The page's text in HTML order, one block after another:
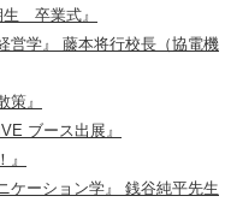
生 卒業式』
営学』 藤本将行校長（協電機
策』
ブース出展』
』
ケーション学』 銭谷純平先生